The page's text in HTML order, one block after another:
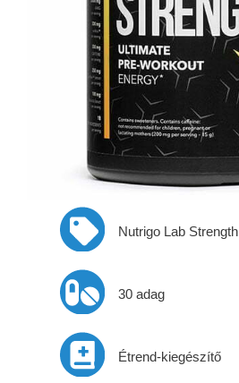
Nutrigo Lab Strength
30 adag
Étrend-kiegészítő